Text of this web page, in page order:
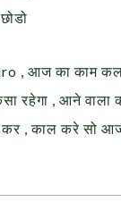
, आज का काम
रहेगा , आने
, काल करे सो